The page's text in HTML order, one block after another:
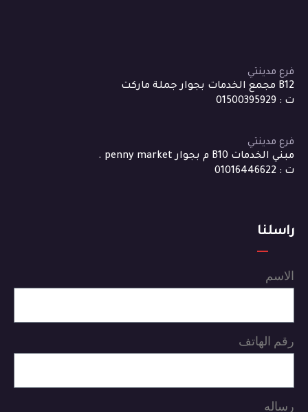
فرع مدينتي
B12 مجمع الخدمات بجوار جملة ماركت
ت : 01500395929
فرع مدينتي
مبني الخدمات B10 م بجوار penny market .
ت : 01016446622
راسلنا
الاسم
رقم الهاتف
رساله